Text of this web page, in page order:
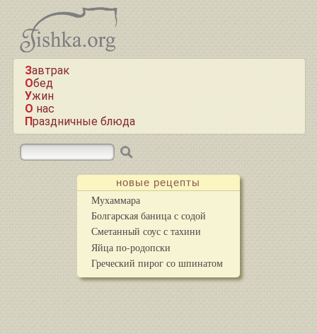
Завтрак
Обед
Ужин
О нас
Праздничные блюда
новые рецепты
Мухаммара
Болгарская баница с содой
Сметанный соус с тахини
Яйца по-родопски
Греческий пирог со шпинатом